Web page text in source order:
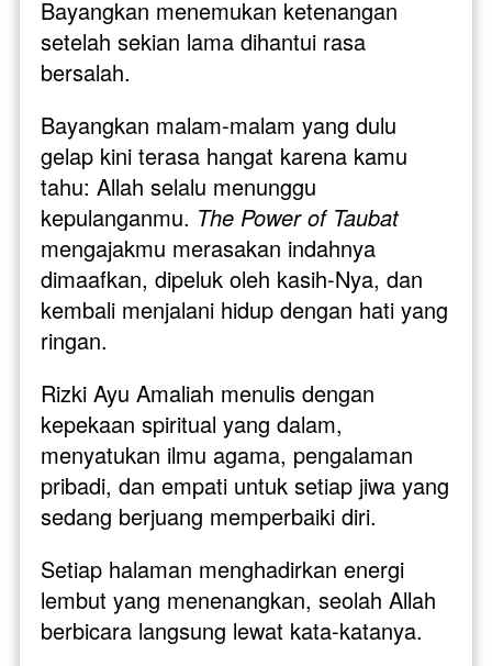
Bayangkan menemukan ketenangan
setelah sekian lama dihantui rasa
bersalah.
Bayangkan malam-malam yang dulu
gelap kini terasa hangat karena kamu
tahu: Allah selalu menunggu
kepulanganmu. The Power of Taubat
mengajakmu merasakan indahnya
dimaafkan, dipeluk oleh kasih-Nya, dan
kembali menjalani hidup dengan hati yang
ringan.
Rizki Ayu Amaliah menulis dengan
kepekaan spiritual yang dalam,
menyatukan ilmu agama, pengalaman
pribadi, dan empati untuk setiap jiwa yang
sedang berjuang memperbaiki diri.
Setiap halaman menghadirkan energi
lembut yang menenangkan, seolah Allah
berbicara langsung lewat kata-katanya.